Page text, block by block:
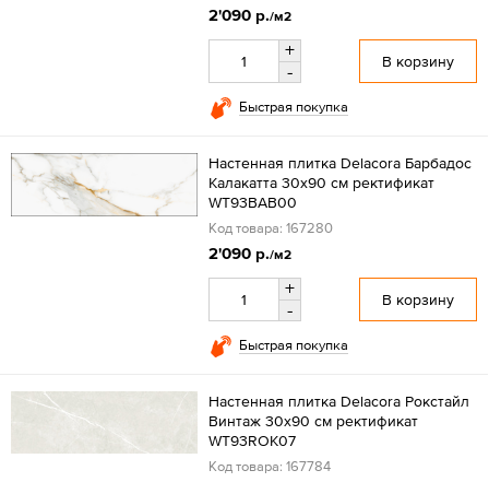
2'090 р./м2
+
-
В корзину
Быстрая покупка
Настенная плитка Delacora Барбадос
Калакатта 30x90 см ректификат
WT93BAB00
Код товара: 167280
2'090 р./м2
+
-
В корзину
Быстрая покупка
Настенная плитка Delacora Рокстайл
Винтаж 30x90 см ректификат
WT93ROK07
Код товара: 167784